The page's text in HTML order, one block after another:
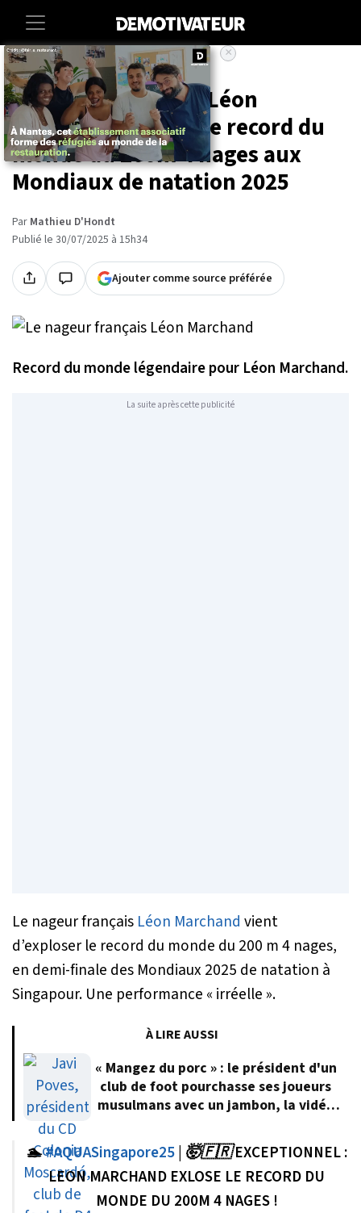
Accueil Sport
Le nageur français Léon
Marchand explose le record du
monde du 200m 4 nages aux
Mondiaux de natation 2025
Par Mathieu D'Hondt
Publié le 30/07/2025 à 15h34
Ajouter comme source préférée
Record du monde légendaire pour Léon Marchand.
La suite après cette publicité
Le nageur français Léon Marchand vient
d’exploser le record du monde du 200 m 4 nages,
en demi-finale des Mondiaux 2025 de natation à
Singapour. Une performance « irréelle ».
À LIRE AUSSI
« Mangez du porc » : le président d'un
club de foot pourchasse ses joueurs
musulmans avec un jambon, la vidéo
🏊#AQUASingapore25| 🤯🇫🇷 EXCEPTIONNEL :
LEON MARCHAND EXLOSE LE RECORD DU
MONDE DU 200M 4 NAGES !
×